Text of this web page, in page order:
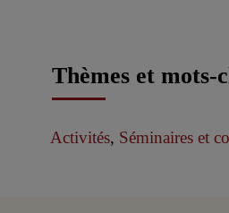
Thèmes et mots-
Activités, Séminaires et